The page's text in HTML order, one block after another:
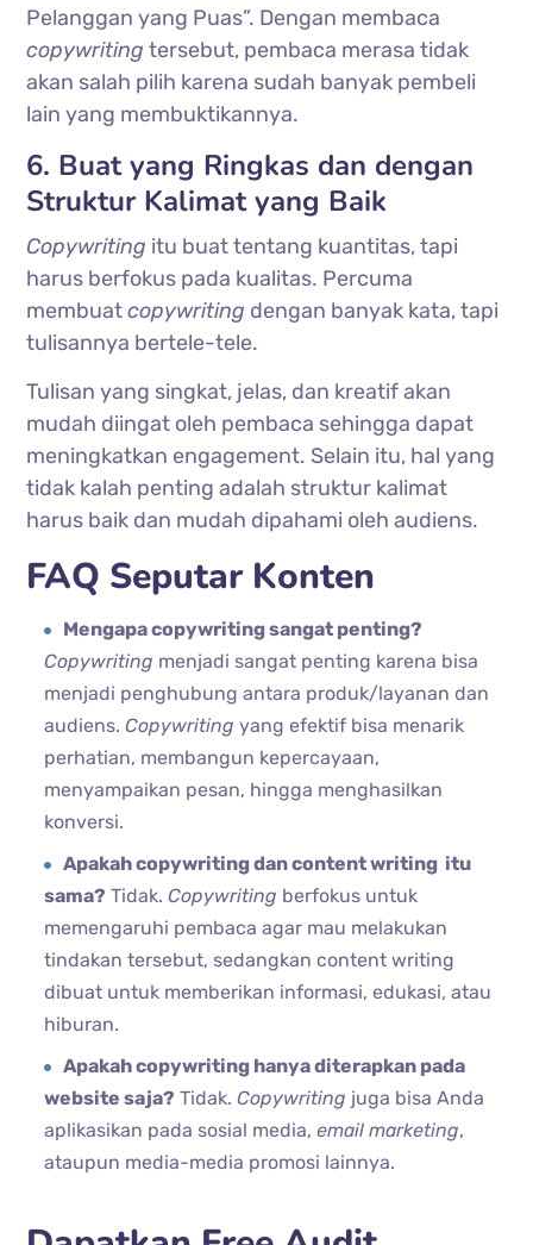
Pelanggan yang Puas”. Dengan membaca
copywriting tersebut, pembaca merasa tidak
akan salah pilih karena sudah banyak pembeli
lain yang membuktikannya.
6. Buat yang Ringkas dan dengan
Struktur Kalimat yang Baik
Copywriting itu buat tentang kuantitas, tapi
harus berfokus pada kualitas. Percuma
membuatcopywriting dengan banyak kata, tapi
tulisannya bertele-tele.
Tulisan yang singkat, jelas, dan kreatif akan
mudah diingat oleh pembaca sehingga dapat
meningkatkan engagement. Selain itu, hal yang
tidak kalah penting adalah struktur kalimat
harus baik dan mudah dipahami oleh audiens.
FAQ Seputar Konten
Mengapa copywriting sangat penting?
Copywriting menjadi sangat penting karena bisa
menjadi penghubung antara produk/layanan dan
audiens.Copywriting yang efektif bisa menarik
perhatian, membangun kepercayaan,
menyampaikan pesan, hingga menghasilkan
konversi.
Apakah copywriting dan content writing itu
sama? Tidak.Copywriting berfokus untuk
memengaruhi pembaca agar mau melakukan
tindakan tersebut, sedangkan content writing
dibuat untuk memberikan informasi, edukasi, atau
hiburan.
Apakah copywriting hanya diterapkan pada
website saja? Tidak.Copywriting juga bisa Anda
aplikasikan pada sosial media,email marketing,
ataupun media-media promosi lainnya.